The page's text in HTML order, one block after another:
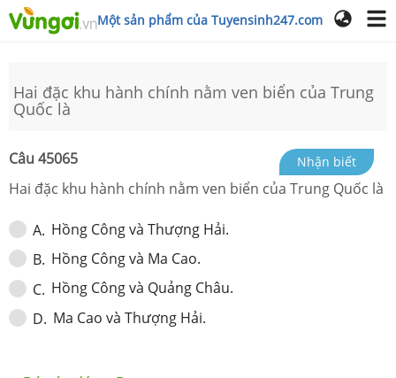
Một sản phẩm của Tuyensinh247.com
Hai đặc khu hành chính nằm ven biển của Trung
Quốc là
Câu 45065 Nhận biết
Hai đặc khu hành chính nằm ven biển của Trung Quốc là
A. Hồng Công và Thượng Hải.
B. Hồng Công và Ma Cao.
C. Hồng Công và Quảng Châu.
D. Ma Cao và Thượng Hải.